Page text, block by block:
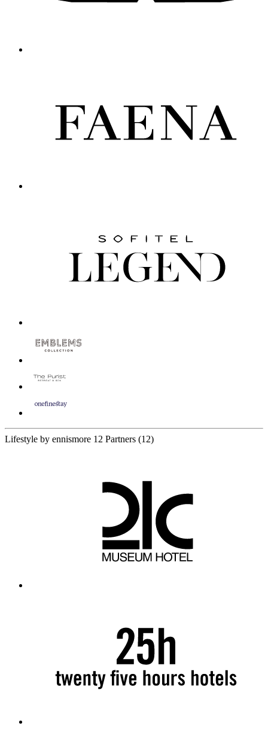
Lifestyle by ennismore 12 Partners (12)